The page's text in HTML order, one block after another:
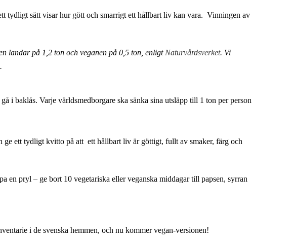
tydligt sätt visar hur gött och smarrigt ett hållbart liv kan vara. Vinningen av
landar på 1,2 ton och veganen på 0,5 ton, enligt Naturvårdsverket. Vi
i baklås. Varje världsmedborgare ska sänka sina utsläpp till 1 ton per person
ett tydligt kvitto på att ett hållbart liv är göttigt, fullt av smaker, färg och
en pryl – ge bort 10 vegetariska eller veganska middagar till papsen, syrran
i de svenska hemmen, och nu kommer vegan-versionen!